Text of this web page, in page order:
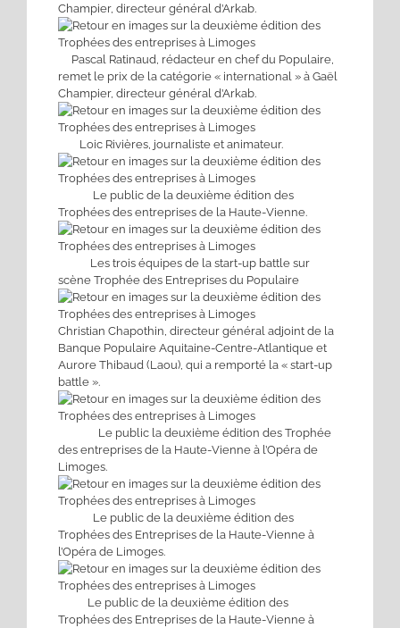
Champier, directeur général d’Arkab.
Pascal Ratinaud, rédacteur en chef du Populaire,
remet le prix de la catégorie « international » à Gaël
Champier, directeur général d’Arkab.
Loic Rivières, journaliste et animateur.
Le public de la deuxième édition des
Trophées des entreprises de la Haute-Vienne.
Les trois équipes de la start-up battle sur
scène Trophée des Entreprises du Populaire
Christian Chapothin, directeur général adjoint de la
Banque Populaire Aquitaine-Centre-Atlantique et
Aurore Thibaud (Laou), qui a remporté la « start-up
battle ».
Le public la deuxième édition des Trophée
des entreprises de la Haute-Vienne à l’Opéra de
Limoges.
Le public de la deuxième édition des
Trophées des Entreprises de la Haute-Vienne à
l’Opéra de Limoges.
Le public de la deuxième édition des
Trophées des Entreprises de la Haute-Vienne à